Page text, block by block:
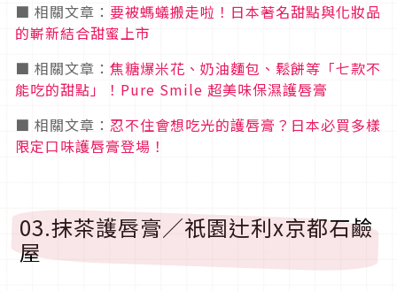
■ 相關文章： 要被螞蟻搬走啦！日本著名甜點與化妝品
的嶄新結合甜蜜上市
■ 相關文章： 焦糖爆米花、奶油麵包、鬆餅等「七款不
能吃的甜點」！Pure Smile 超美味保濕護唇膏
■ 相關文章： 忍不住會想吃光的護唇膏？日本必買多樣
限定口味護唇膏登場！
03.抹茶護唇膏／祇園辻利x京都石鹼
屋